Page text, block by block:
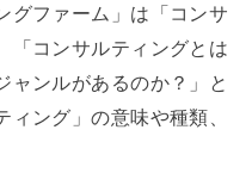
グファーム」は「コンサ
「コンサルティングとは
ャンルがあるのか？」と
ング」の意味や種類、